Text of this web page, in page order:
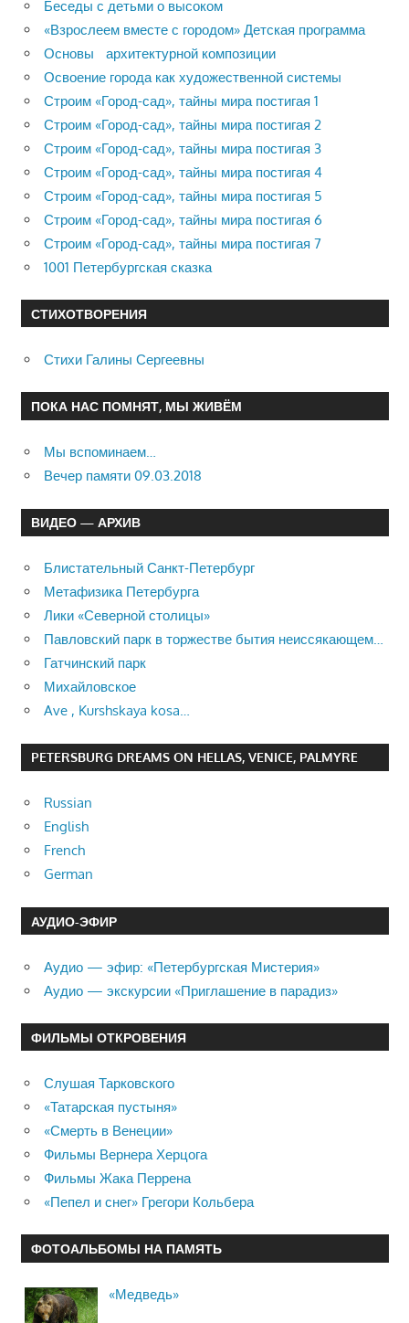
Беседы с детьми о высоком
«Взрослеем вместе с городом» Детская программа
Основы архитектурной композиции
Освоение города как художественной системы
Строим «Город-сад», тайны мира постигая 1
Строим «Город-сад», тайны мира постигая 2
Строим «Город-сад», тайны мира постигая 3
Строим «Город-сад», тайны мира постигая 4
Строим «Город-сад», тайны мира постигая 5
Строим «Город-сад», тайны мира постигая 6
Строим «Город-сад», тайны мира постигая 7
1001 Петербургская сказка
СТИХОТВОРЕНИЯ
Стихи Галины Сергеевны
ПОКА НАС ПОМНЯТ, МЫ ЖИВЁМ
Мы вспоминаем…
Вечер памяти 09.03.2018
ВИДЕО — АРХИВ
Блистательный Санкт-Петербург
Метафизика Петербурга
Лики «Северной столицы»
Павловский парк в торжестве бытия неиссякающем…
Гатчинский парк
Михайловское
Ave , Kurshskaya kosa…
PETERSBURG DREAMS ON HELLAS, VENICE, PALMYRE
Russian
English
French
German
АУДИО-ЭФИР
Аудио — эфир: «Петербургская Мистерия»
Аудио — экскурсии «Приглашение в парадиз»
ФИЛЬМЫ ОТКРОВЕНИЯ
Слушая Тарковского
«Татарская пустыня»
«Смерть в Венеции»
Фильмы Вернера Херцога
Фильмы Жака Перрена
«Пепел и снег» Грегори Кольбера
ФОТОАЛЬБОМЫ НА ПАМЯТЬ
«Медведь»